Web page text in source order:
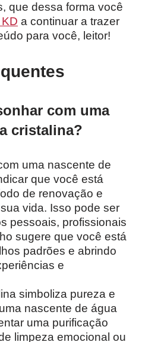
que dessa forma você
a continuar a trazer
para você, leitor!
com uma
cristalina?
uma nascente de
que você está
de renovação e
vida. Isso pode ser
pessoais, profissionais
sugere que você está
padrões e abrindo
e
simboliza pureza e
nascente de água
uma purificação
limpeza emocional ou